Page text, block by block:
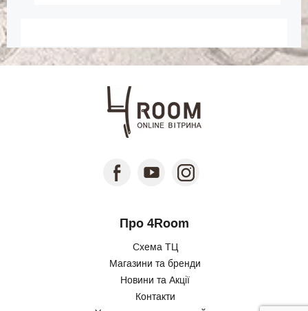
Про 4Room
Схема ТЦ
Магазини та бренди
Новини та Акції
Контакти